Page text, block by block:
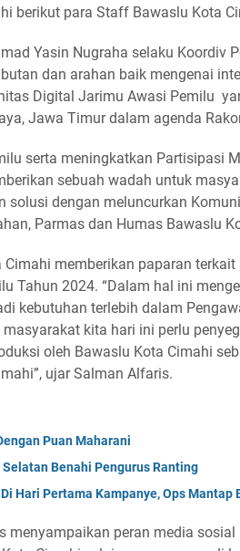
berikut para Staff Bawaslu Kota
Yasin Nugraha selaku Koordiv
dan arahan baik mengenai
Digital Jarimu Awasi Pemilu
Jawa Timur dalam agenda
serta meningkatkan Partisipasi
sebuah wadah untuk
solusi dengan meluncurkan
Parmas dan Humas Bawaslu
memberikan paparan
Tahun 2024. “Dalam hal ini
kebutuhan terlebih dalam
kita hari ini perlu
oleh Bawaslu Kota Cimahi
ujar Salman Alfaris.
Puan Maharani
Benahi Pengurus Ranting
Hari Pertama Kampanye, Ops Mantap
menyampaikan peran media